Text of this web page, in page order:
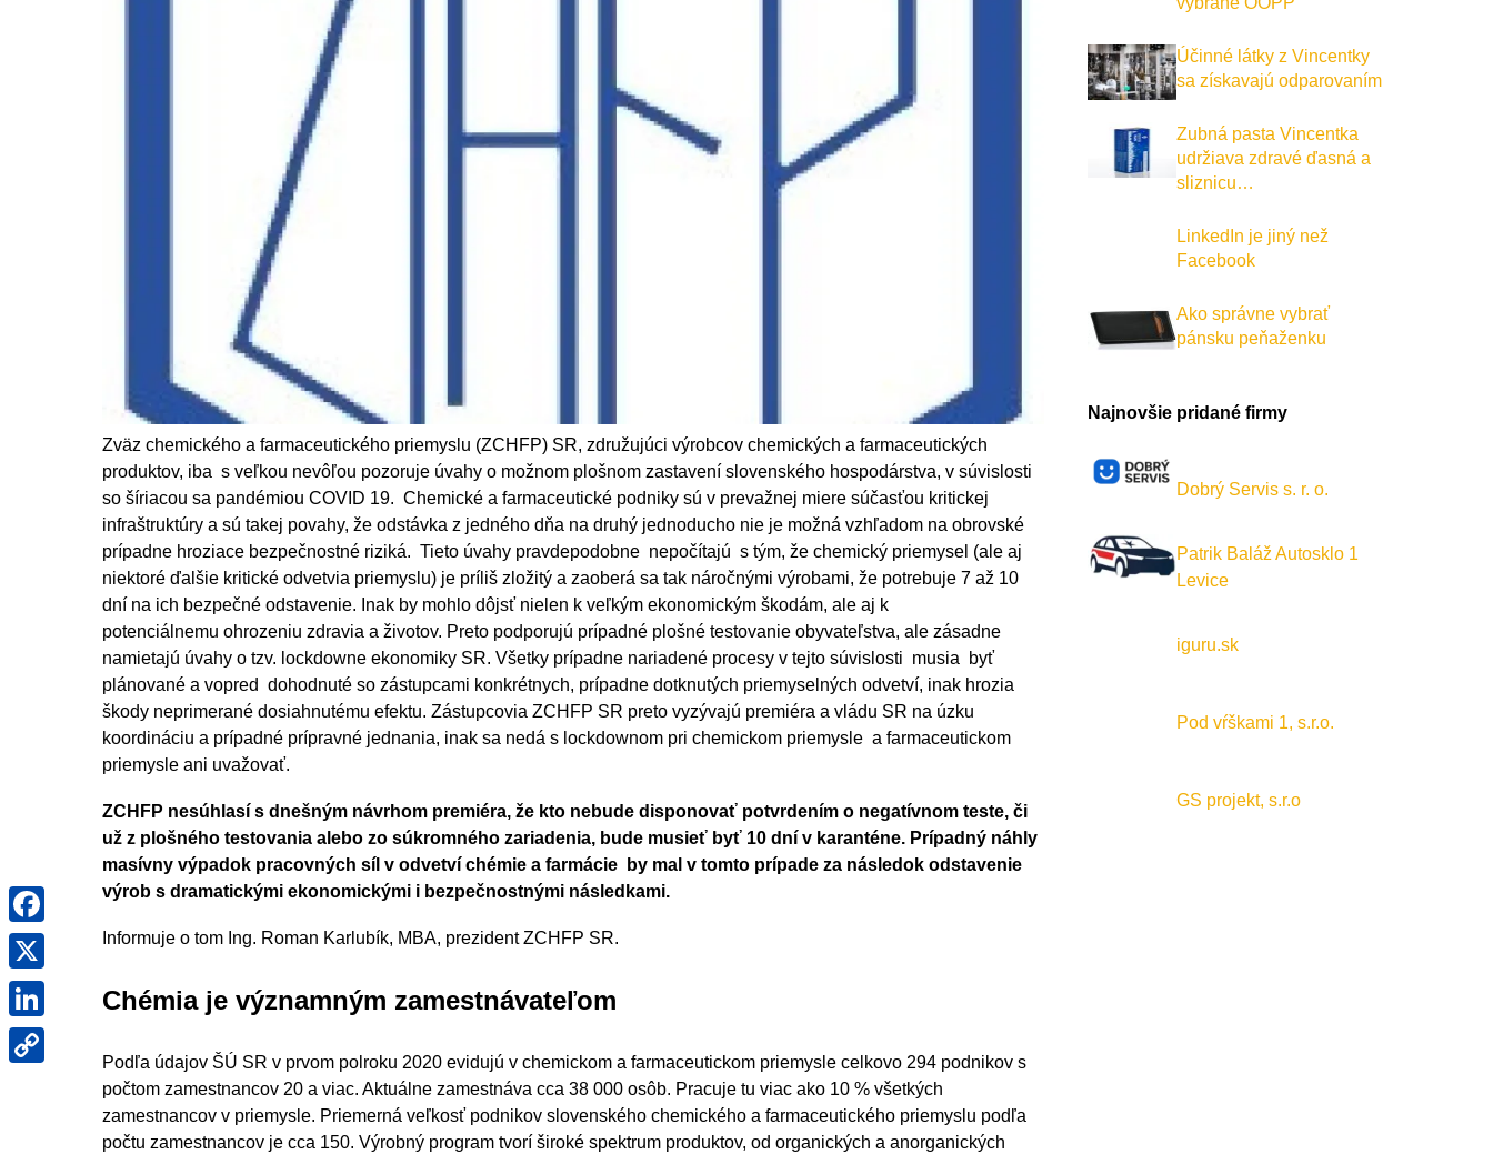
Zväz chemického a farmaceutického priemyslu (ZCHFP) SR, združujúci výrobcov chemických a farmaceutických
produktov, iba s veľkou nevôľou pozoruje úvahy o možnom plošnom zastavení slovenského hospodárstva, v súvislosti
so šíriacou sa pandémiou COVID 19. Chemické a farmaceutické podniky sú v prevažnej miere súčasťou kritickej
infraštruktúry a sú takej povahy, že odstávka z jedného dňa na druhý jednoducho nie je možná vzhľadom na obrovské
prípadne hroziace bezpečnostné riziká. Tieto úvahy pravdepodobne nepočítajú s tým, že chemický priemysel (ale aj
niektoré ďalšie kritické odvetvia priemyslu) je príliš zložitý a zaoberá sa tak náročnými výrobami, že potrebuje 7 až 10
dní na ich bezpečné odstavenie. Inak by mohlo dôjsť nielen k veľkým ekonomickým škodám, ale aj k
potenciálnemu ohrozeniu zdravia a životov. Preto podporujú prípadné plošné testovanie obyvateľstva, ale zásadne
namietajú úvahy o tzv. lockdowne ekonomiky SR. Všetky prípadne nariadené procesy v tejto súvislosti musia byť
plánované a vopred dohodnuté so zástupcami konkrétnych, prípadne dotknutých priemyselných odvetví, inak hrozia
škody neprimerané dosiahnutému efektu. Zástupcovia ZCHFP SR preto vyzývajú premiéra a vládu SR na úzku
koordináciu a prípadné prípravné jednania, inak sa nedá s lockdownom pri chemickom priemysle a farmaceutickom
priemysle ani uvažovať.
ZCHFP nesúhlasí s dnešným návrhom premiéra, že kto nebude disponovať potvrdením o negatívnom teste, či
už z plošného testovania alebo zo súkromného zariadenia, bude musieť byť 10 dní v karanténe. Prípadný náhly
masívny výpadok pracovných síl v odvetví chémie a farmácie by mal v tomto prípade za následok odstavenie
výrob s dramatickými ekonomickými i bezpečnostnými následkami.
Informuje o tom Ing. Roman Karlubík, MBA, prezident ZCHFP SR.
Chémia je významným zamestnávateľom
Podľa údajov ŠÚ SR v prvom polroku 2020 evidujú v chemickom a farmaceutickom priemysle celkovo 294 podnikov s
počtom zamestnancov 20 a viac. Aktuálne zamestnáva cca 38 000 osôb. Pracuje tu viac ako 10 % všetkých
zamestnancov v priemysle. Priemerná veľkosť podnikov slovenského chemického a farmaceutického priemyslu podľa
počtu zamestnancov je cca 150. Výrobný program tvorí široké spektrum produktov, od organických a anorganických
Facebook
LinkedIn
Link
Účinné látky z Vincentky
sa získavajú odparovaním
Zubná pasta Vincentka
udržiava zdravé ďasná a
sliznicu…
LinkedIn je jiný než
Facebook
Ako správne vybrať
pánsku peňaženku
Najnovšie pridané firmy
Dobrý Servis s. r. o.
Patrik Baláž Autosklo 1
Levice
iguru.sk
Pod vŕškami 1, s.r.o.
GS projekt, s.r.o